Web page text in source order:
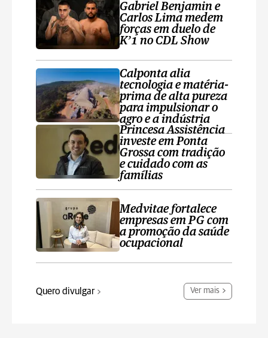
Gabriel Benjamin e
Carlos Lima medem
forças em duelo de
K’1 no CDL Show
Calponta alia
tecnologia e matéria-
prima de alta pureza
para impulsionar o
agro e a indústria
Princesa Assistência
investe em Ponta
Grossa com tradição
e cuidado com as
famílias
Medvitae fortalece
empresas em PG com
a promoção da saúde
ocupacional
Quero divulgar Ver mais